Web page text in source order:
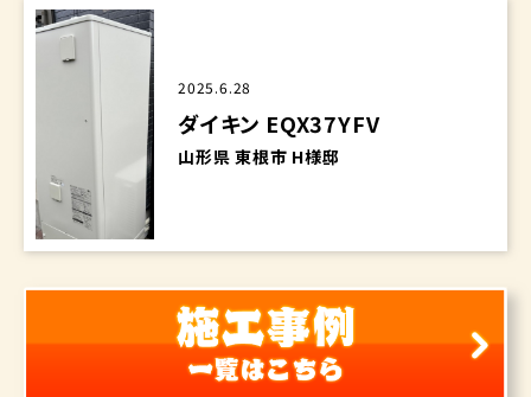
2025.6.28
ダイキン EQX37YFV
山形県 東根市 H様邸